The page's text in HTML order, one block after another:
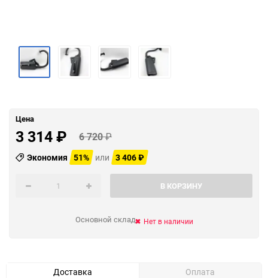
Цена
3 314₽ 6 720₽
Экономия 51% или 3 406₽
В КОРЗИНУ
Основной склад Нет в наличии
Доставка Оплата